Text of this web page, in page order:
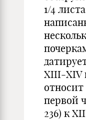
1/4
XIII-XIV
относит
первой
236) к